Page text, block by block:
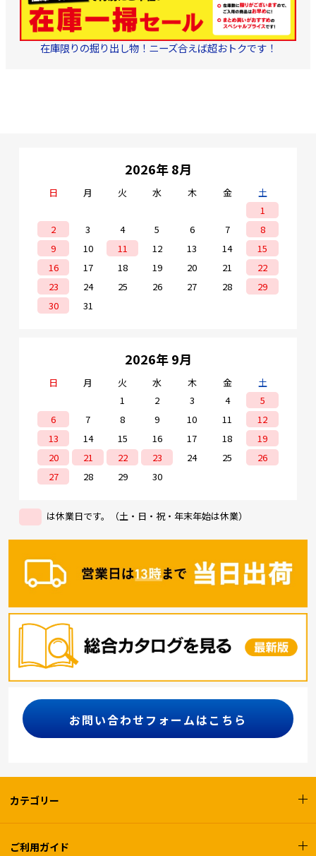
在庫限りの掘り出し物！ニーズ合えば超おトクです！
2026年 8月
日 月 火 水 木 金
土
1
2
3 4 5 6 7
8
9
10 11 12 13 14
15
16
17 18 19 20 21
22
23
24 25 26 27 28
29
30
31
2026年 9月
日 月 火 水 木 金
土
1
2 3 4
5
6
7 8 9 10 11
12
13
14 15 16 17 18
19
20
21 22 23 24 25
26
27
28 29 30
は休業日です。（土・日・祝・年末年始は休業）
お問い合わせフォームはこちら
カテゴリー
ご利用ガイド